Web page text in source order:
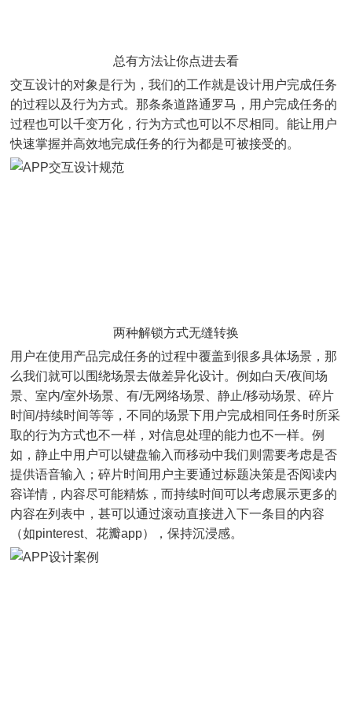
总有方法让你点进去看
交互设计的对象是行为，我们的工作就是设计用户完成任务
的过程以及行为方式。那条条道路通罗马，用户完成任务的
过程也可以千变万化，行为方式也可以不尽相同。能让用户
快速掌握并高效地完成任务的行为都是可被接受的。
两种解锁方式无缝转换
用户在使用产品完成任务的过程中覆盖到很多具体场景，那
么我们就可以围绕场景去做差异化设计。例如白天/夜间场
景、室内/室外场景、有/无网络场景、静止/移动场景、碎片
时间/持续时间等等，不同的场景下用户完成相同任务时所采
取的行为方式也不一样，对信息处理的能力也不一样。例
如，静止中用户可以键盘输入而移动中我们则需要考虑是否
提供语音输入；碎片时间用户主要通过标题决策是否阅读内
容详情，内容尽可能精炼，而持续时间可以考虑展示更多的
内容在列表中，甚可以通过滚动直接进入下一条目的内容
（如pinterest、花瓣app），保持沉浸感。